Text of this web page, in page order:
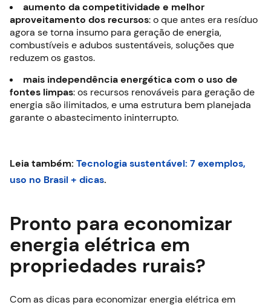
aumento da competitividade e melhor
aproveitamento dos recursos: o que antes era resíduo
agora se torna insumo para geração de energia,
combustíveis e adubos sustentáveis, soluções que
reduzem os gastos.
mais independência energética com o uso de
fontes limpas: os recursos renováveis para geração de
energia são ilimitados, e uma estrutura bem planejada
garante o abastecimento ininterrupto.
Leia também: Tecnologia sustentável: 7 exemplos,
uso no Brasil + dicas.
Pronto para economizar
energia elétrica em
propriedades rurais?
Com as dicas para economizar energia elétrica em